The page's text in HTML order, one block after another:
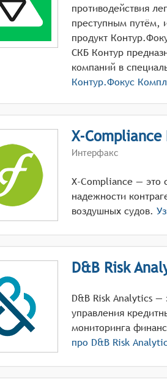
противодействия
преступным путём,
продукт
СКБ Контур
Контур.Фокус
X-
Интерфакс
X-Compliance — это
надежности
воздушных судов.
D&B Risk
D&B Risk Analytics —
управления
мониторинга
про D&B Risk